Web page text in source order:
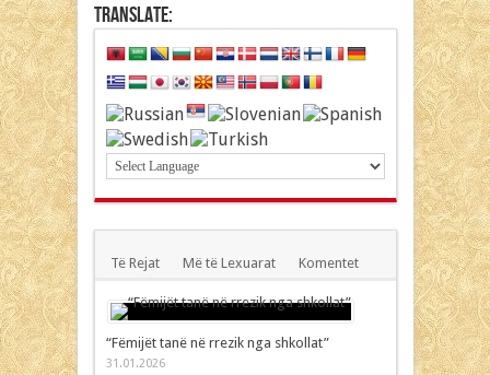
Translate:
Të Rejat Më të Lexuarat Komentet
“Fëmijët tanë në rrezik nga shkollat”
31.01.2026